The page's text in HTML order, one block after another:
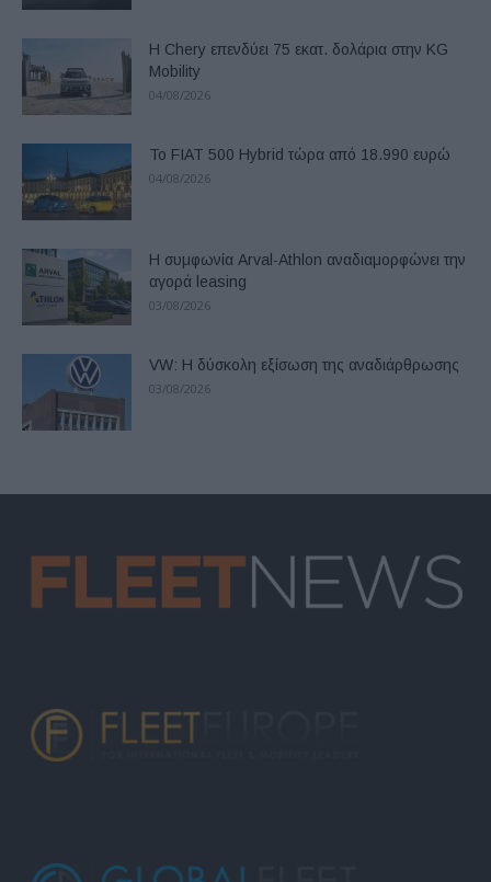
Η Chery επενδύει 75 εκατ. δολάρια στην KG
Mobility
04/08/2026
Το FIAT 500 Hybrid τώρα από 18.990 ευρώ
04/08/2026
Η συμφωνία Arval-Athlon αναδιαμορφώνει την
αγορά leasing
03/08/2026
VW: Η δύσκολη εξίσωση της αναδιάρθρωσης
03/08/2026